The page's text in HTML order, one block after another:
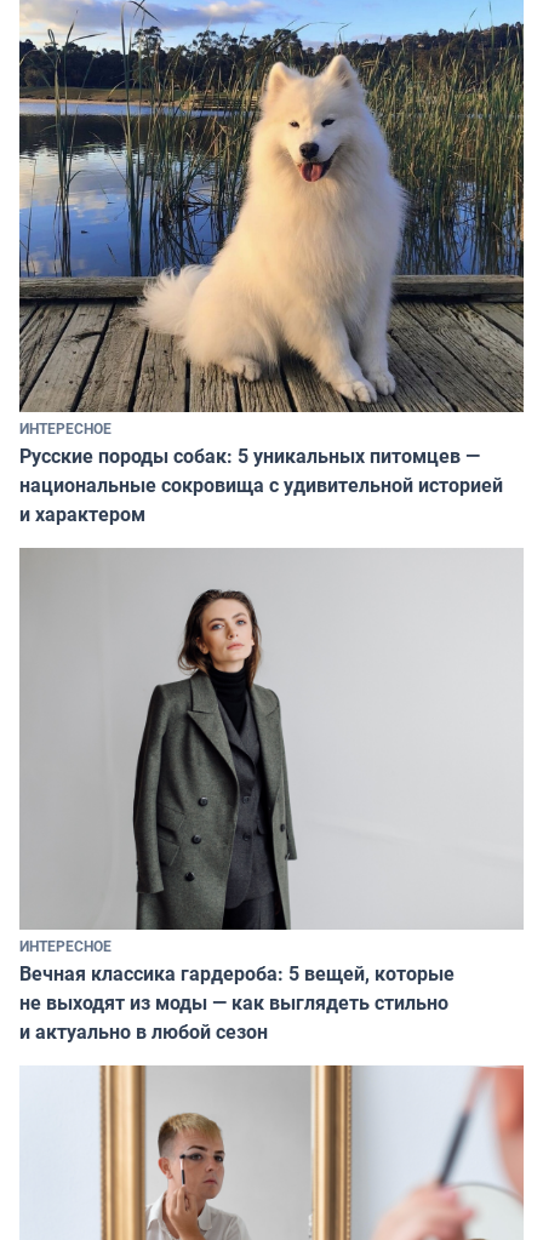
ИНТЕРЕСНОЕ
Русские породы собак: 5 уникальных питомцев —
национальные сокровища с удивительной историей
и характером
ИНТЕРЕСНОЕ
Вечная классика гардероба: 5 вещей, которые
не выходят из моды — как выглядеть стильно
и актуально в любой сезон